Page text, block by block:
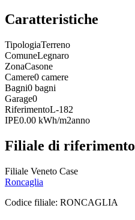
Caratteristiche
TipologiaTerreno
ComuneLegnaro
ZonaCasone
Camere0 camere
Bagni0 bagni
Garage0
RiferimentoL-182
IPE0.00 kWh/m2anno
Filiale di riferimento
Filiale Veneto Case
Roncaglia
Codice filiale: RONCAGLIA